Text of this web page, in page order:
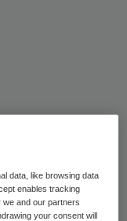
data, like browsing data
enables tracking
and our partners
your consent will